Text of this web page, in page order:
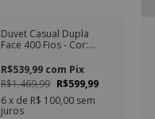
Duvet Casual Dupla
Face 400 Fios - Cor:
R$1.469,99 R$599,99
R$539,99 com Pix
6x de R$ 100,00 sem
juros